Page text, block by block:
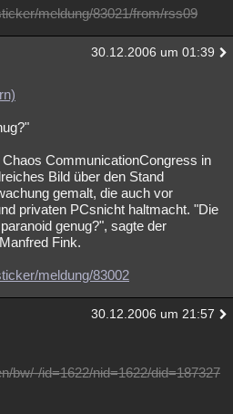
meldung/83021/from/rss09
30.12.2006 um 01:39
CommunicationCongress in
Bild über den Stand
gemalt, die auch vor
privaten PCsnicht haltmacht. "Die
genug?", sagte der
Fink.
meldung/83002
30.12.2006 um 21:57
bw/-/id=1622/nid=1622/did=187327